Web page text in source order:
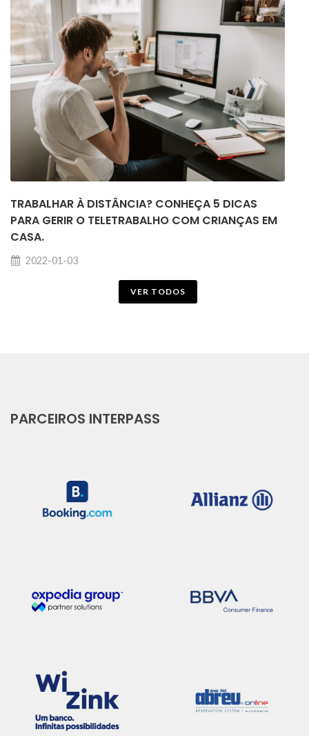
TRABALHAR À DISTÂNCIA? CONHEÇA 5 DICAS
PARA GERIR O TELETRABALHO COM CRIANÇAS EM
CASA.
2022-01-03
VER TODOS
PARCEIROS INTERPASS